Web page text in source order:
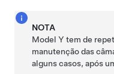
NOTA
Model Y tem de
manutenção das
alguns casos, após